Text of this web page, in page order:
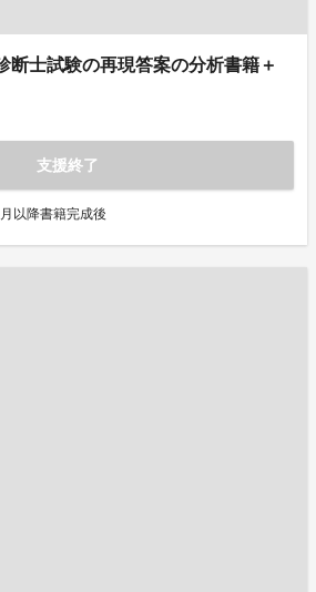
断士試験の再現答案の分析書籍＋
支援終了
以降書籍完成後